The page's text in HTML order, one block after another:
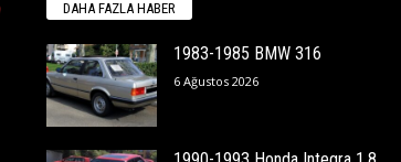
DAHA FAZLA HABER
1983-1985 BMW 316
6 Ağustos 2026